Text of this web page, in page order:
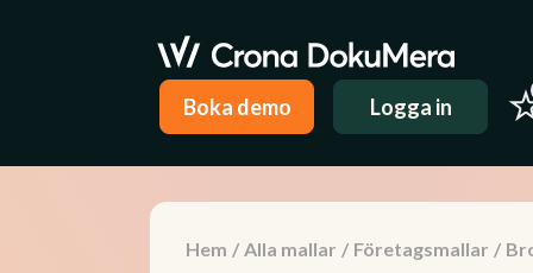
Boka demo Logga in
Hem / Alla mallar / Företagsmallar /